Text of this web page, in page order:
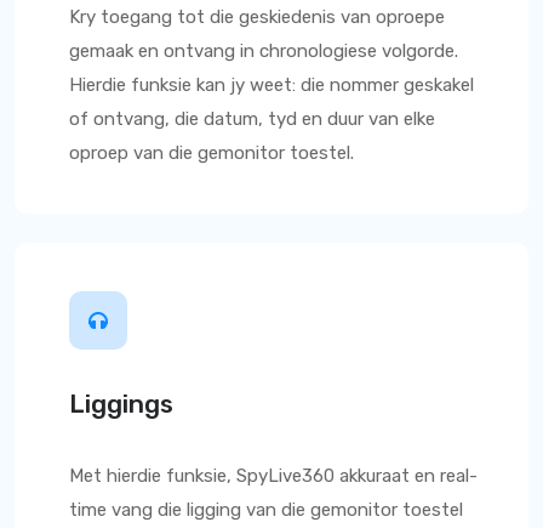
Kry toegang tot die geskiedenis van oproepe
gemaak en ontvang in chronologiese volgorde.
Hierdie funksie kan jy weet: die nommer geskakel
of ontvang, die datum, tyd en duur van elke
oproep van die gemonitor toestel.
Liggings
Met hierdie funksie, SpyLive360 akkuraat en real-
time vang die ligging van die gemonitor toestel